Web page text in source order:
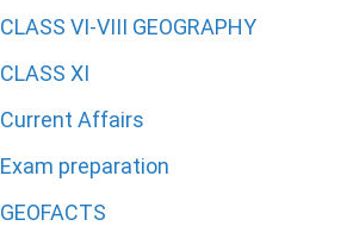
CLASS VI-VIII GEOGRAPHY
CLASS XI
Current Affairs
Exam preparation
GEOFACTS